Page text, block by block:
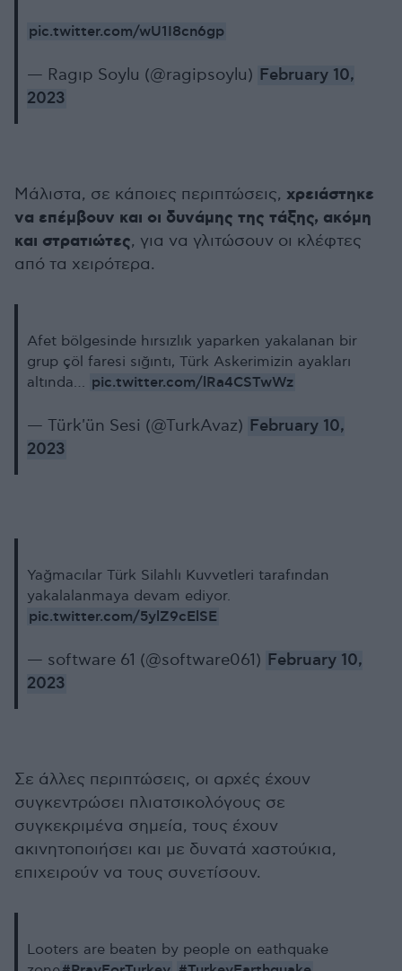
pic.twitter.com/wU1I8cn6gp
— Ragıp Soylu (@ragipsoylu) February 10,
2023
Μάλιστα, σε κάποιες περιπτώσεις, χρειάστηκε
να επέμβουν και οι δυνάμης της τάξης, ακόμη
και στρατιώτες, για να γλιτώσουν οι κλέφτες
από τα χειρότερα.
Afet bölgesinde hırsızlık yaparken yakalanan bir
grup çöl faresi sığıntı, Türk Askerimizin ayakları
altında… pic.twitter.com/lRa4CSTwWz
— Türk'ün Sesi (@TurkAvaz) February 10,
2023
Yağmacılar Türk Silahlı Kuvvetleri tarafından
yakalalanmaya devam ediyor.
pic.twitter.com/5ylZ9cElSE
— software 61 (@software061) February 10,
2023
Σε άλλες περιπτώσεις, οι αρχές έχουν
συγκεντρώσει πλιατσικολόγους σε
συγκεκριμένα σημεία, τους έχουν
ακινητοποιήσει και με δυνατά χαστούκια,
επιχειρούν να τους συνετίσουν.
Looters are beaten by people on eathquake